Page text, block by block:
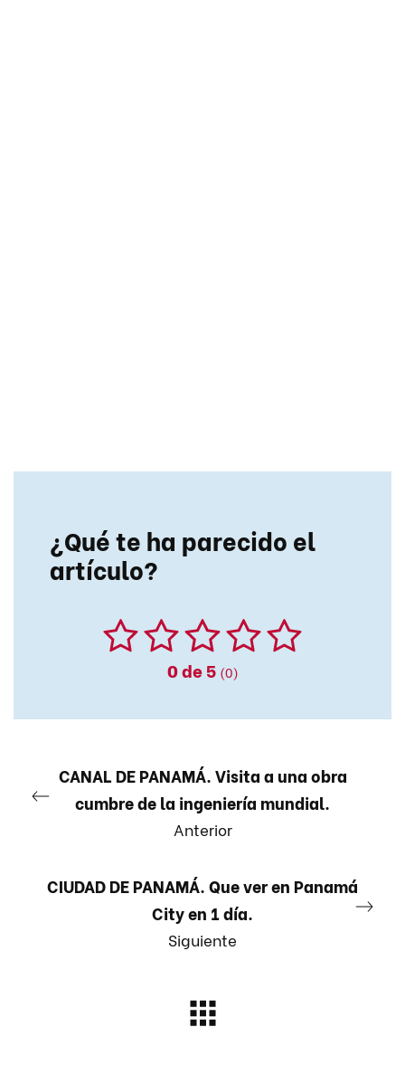
¿Qué te ha parecido el
artículo?
0de 5 (0)
CANAL DE PANAMÁ. Visita a una obra
cumbre de la ingeniería mundial.
Anterior
CIUDAD DE PANAMÁ. Que ver en Panamá
City en 1 día.
Siguiente